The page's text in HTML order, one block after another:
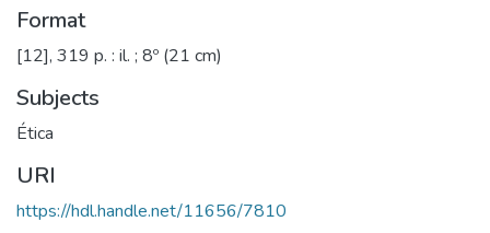
Format
[12], 319 p. : il. ; 8º (21 cm)
Subjects
Ética
URI
https://hdl.handle.net/11656/7810